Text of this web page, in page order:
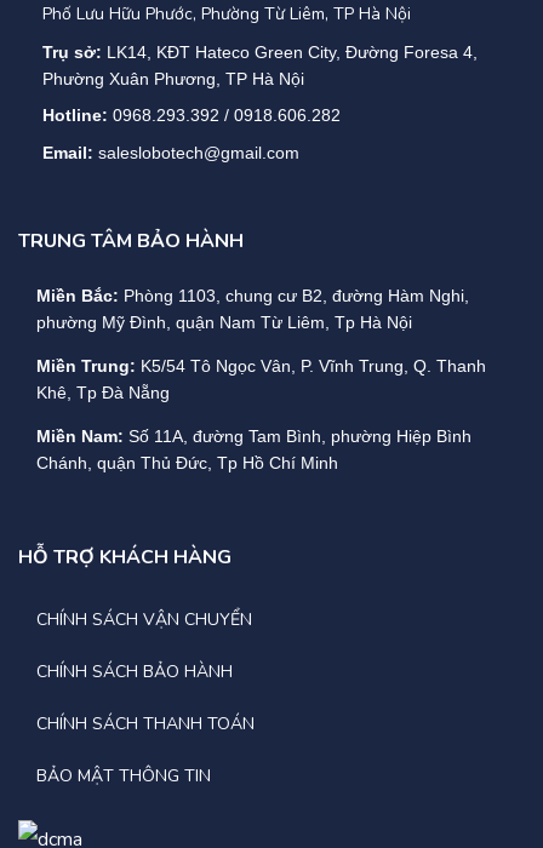
Phố Lưu Hữu Phước, Phường Từ Liêm, TP Hà Nội
Trụ sở: LK14, KĐT Hateco Green City, Đường Foresa 4,
Phường Xuân Phương, TP Hà Nội
Hotline: 0968.293.392 / 0918.606.282
Email: saleslobotech@gmail.com
TRUNG TÂM BẢO HÀNH
Miền Bắc: Phòng 1103, chung cư B2, đường Hàm Nghi,
phường Mỹ Đình, quận Nam Từ Liêm, Tp Hà Nội
Miền Trung: K5/54 Tô Ngọc Vân, P. Vĩnh Trung, Q. Thanh
Khê, Tp Đà Nẵng
Miền Nam: Số 11A, đường Tam Bình, phường Hiệp Bình
Chánh, quận Thủ Đức, Tp Hồ Chí Minh
HỖ TRỢ KHÁCH HÀNG
CHÍNH SÁCH VẬN CHUYỂN
CHÍNH SÁCH BẢO HÀNH
CHÍNH SÁCH THANH TOÁN
BẢO MẬT THÔNG TIN